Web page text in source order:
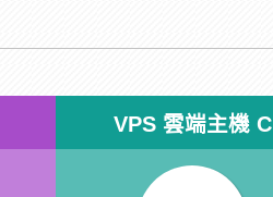
VPS 雲端主機 C